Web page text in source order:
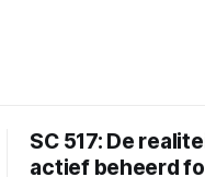
SC 517: De
actief beheerd